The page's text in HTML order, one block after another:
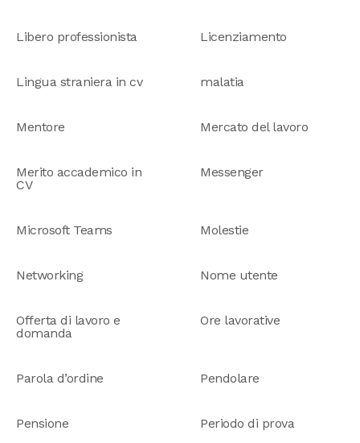
Libero professionista Licenziamento
Lingua straniera in cv malatia
Mentore Mercato del lavoro
Merito accademico in
CV
Messenger
Microsoft Teams Molestie
Networking Nome utente
Offerta di lavoro e
domanda
Ore lavorative
Parola d’ordine Pendolare
Pensione Periodo di prova